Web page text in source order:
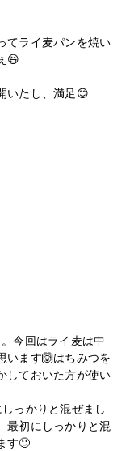
てライ麦パンを焼い
😆
いたし、満足😊
今回はライ麦は中
います🙆‍はちみつを
しておいた方が使い
っかりと混ぜまし
最初にしっかりと混
す🙂